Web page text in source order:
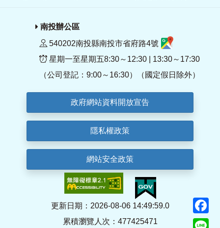
南投辦公區
540202南投縣南投市省府路4號
星期一至星期五8:30～12:30 | 13:30～17:30
（公司登記：9:00～16:30）（國定假日除外）
政府網站資料開放宣告
隱私權政策
網站安全政策
更新日期：2026-08-06 14:49:59.0
累積瀏覽人次：477425471